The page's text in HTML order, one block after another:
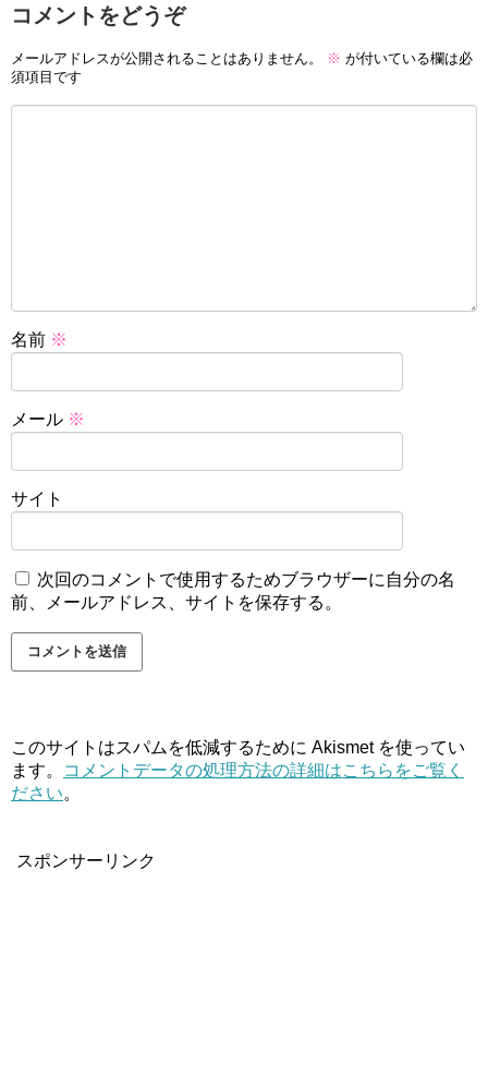
コメントをどうぞ
メールアドレスが公開されることはありません。 ※ が付いている欄は必
須項目です
名前 ※
メール ※
サイト
次回のコメントで使用するためブラウザーに自分の名
前、メールアドレス、サイトを保存する。
このサイトはスパムを低減するために Akismet を使ってい
ます。
コメントデータの処理方法の詳細はこちらをご覧く
ださい。
スポンサーリンク